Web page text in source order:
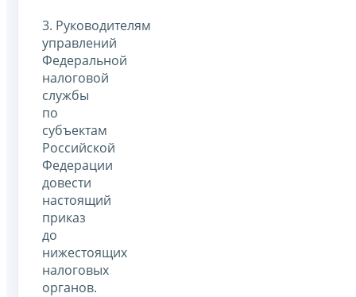
3. Руководителям
управлений
Федеральной
налоговой
службы
по
субъектам
Российской
Федерации
довести
настоящий
приказ
до
нижестоящих
налоговых
органов.